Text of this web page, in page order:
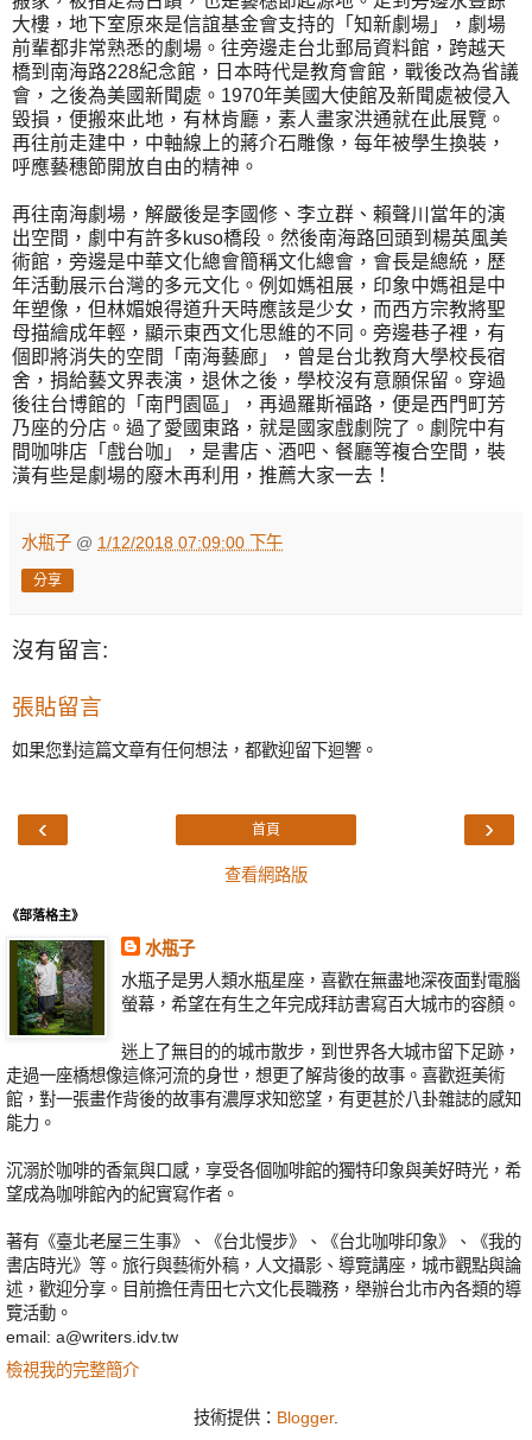
大樓，地下室原來是信誼基金會支持的「知新劇場」，劇場
前輩都非常熟悉的劇場。往旁邊走台北郵局資料館，跨越天
橋到南海路228紀念館，日本時代是教育會館，戰後改為省議
會，之後為美國新聞處。1970年美國大使館及新聞處被侵入
毀損，便搬來此地，有林肯廳，素人畫家洪通就在此展覽。
再往前走建中，中軸線上的蔣介石雕像，每年被學生換裝，
呼應藝穗節開放自由的精神。
再往南海劇場，解嚴後是李國修、李立群、賴聲川當年的演
出空間，劇中有許多kuso橋段。然後南海路回頭到楊英風美
術館，旁邊是中華文化總會簡稱文化總會，會長是總統，歷
年活動展示台灣的多元文化。例如媽祖展，印象中媽祖是中
年塑像，但林媚娘得道升天時應該是少女，而西方宗教將聖
母描繪成年輕，顯示東西文化思維的不同。旁邊巷子裡，有
個即將消失的空間「南海藝廊」，曾是台北教育大學校長宿
舍，捐給藝文界表演，退休之後，學校沒有意願保留。穿過
後往台博館的「南門園區」，再過羅斯福路，便是西門町芳
乃座的分店。過了愛國東路，就是國家戲劇院了。劇院中有
間咖啡店「戲台咖」，是書店、酒吧、餐廳等複合空間，裝
潢有些是劇場的廢木再利用，推薦大家一去！
水瓶子 @ 1/12/2018 07:09:00 下午
分享
沒有留言:
張貼留言
如果您對這篇文章有任何想法，都歡迎留下迴響。
‹ ›
首頁
查看網路版
《部落格主》
水瓶子
水瓶子是男人類水瓶星座，喜歡在無盡地深夜面對電腦
螢幕，希望在有生之年完成拜訪書寫百大城市的容顏。
迷上了無目的的城市散步，到世界各大城市留下足跡，
走過一座橋想像這條河流的身世，想更了解背後的故事。喜歡逛美術
館，對一張畫作背後的故事有濃厚求知慾望，有更甚於八卦雜誌的感知
能力。
沉溺於咖啡的香氣與口感，享受各個咖啡館的獨特印象與美好時光，希
望成為咖啡館內的紀實寫作者。
著有《臺北老屋三生事》、《台北慢步》、《台北咖啡印象》、《我的
書店時光》等。旅行與藝術外稿，人文攝影、導覽講座，城市觀點與論
述，歡迎分享。目前擔任青田七六文化長職務，舉辦台北市內各類的導
覽活動。
email: a@writers.idv.tw
檢視我的完整簡介
技術提供： Blogger.